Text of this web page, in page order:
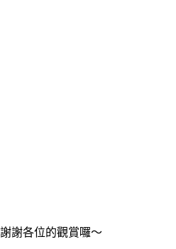
謝各位的觀賞囉～